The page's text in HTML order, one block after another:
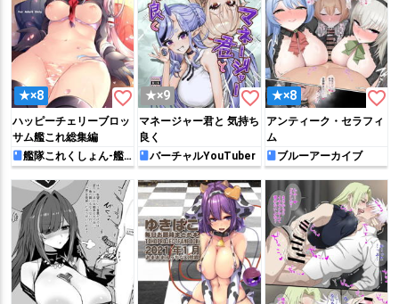
★×8 favorite_border
ハッピーチェリーブロッ
サム艦これ総集編
艦隊これくしょん-艦
これ-
★×9 favorite_border
マネージャー君と 気持ち
良く
バーチャルYouTuber
★×8 favorite_border
アンティーク・セラフィ
ム
ブルーアーカイブ